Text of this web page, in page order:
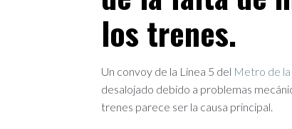
los trenes.
Un convoy de la Línea 5 del Metro de
desalojado debido a problemas
trenes parece ser la causa principal.